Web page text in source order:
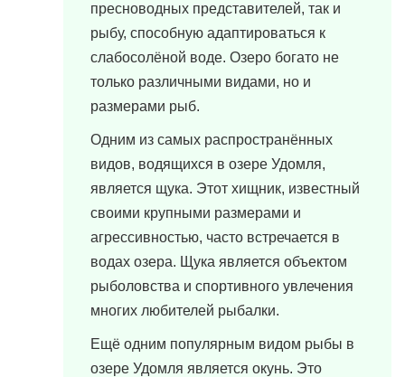
пресноводных представителей, так и
рыбу, способную адаптироваться к
слабосолёной воде. Озеро богато не
только различными видами, но и
размерами рыб.
Одним из самых распространённых
видов, водящихся в озере Удомля,
является щука. Этот хищник, известный
своими крупными размерами и
агрессивностью, часто встречается в
водах озера. Щука является объектом
рыболовства и спортивного увлечения
многих любителей рыбалки.
Ещё одним популярным видом рыбы в
озере Удомля является окунь. Это